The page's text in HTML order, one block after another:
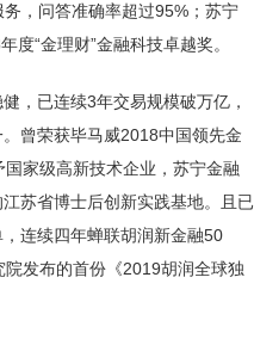
，问答准确率超过95%；苏宁
度“金理财”金融科技卓越奖。
，已连续3年交易规模破万亿，
曾荣获毕马威2018中国领先金
家级高新技术企业，苏宁金融
苏省博士后创新实践基地。且已
连续四年蝉联胡润新金融50
发布的首份《2019胡润全球独